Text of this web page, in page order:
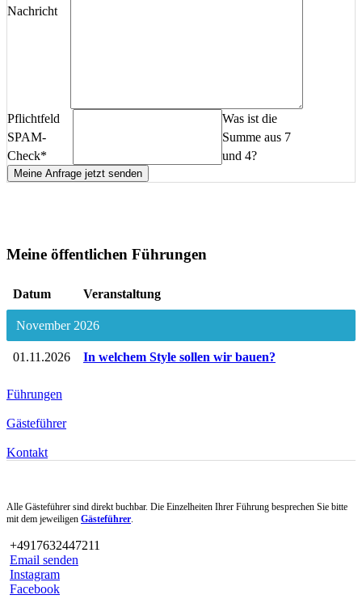
Nachricht
Pflichtfeld
SPAM-
Check*
Was ist die
Summe aus 7
und 4?
Meine Anfrage jetzt senden
Meine öffentlichen Führungen
Datum Veranstaltung
November 2026
01.11.2026 In welchem Style sollen wir bauen?
Führungen
Gästeführer
Kontakt
Alle Gästeführer sind direkt buchbar. Die Einzelheiten Ihrer Führung besprechen Sie bitte
mit dem jeweiligen Gästeführer.
+4917632447211
Email senden
Instagram
Facebook